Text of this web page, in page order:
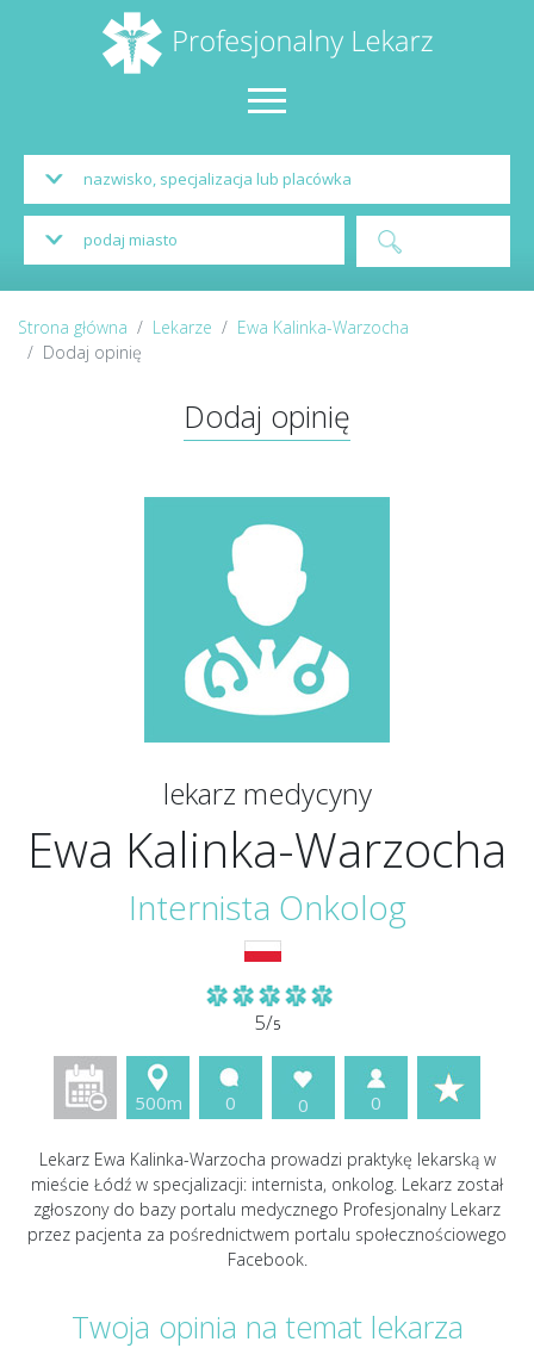
Strona główna Lekarze
Ewa Kalinka-Warzocha
Dodaj opinię
Dodaj opinię
lekarz medycyny
Ewa Kalinka-Warzocha
Internista Onkolog
5/5
500m 0 0 0
Lekarz Ewa Kalinka-Warzocha prowadzi praktykę lekarską w
mieście Łódź w specjalizacji: internista, onkolog. Lekarz został
zgłoszony do bazy portalu medycznego Profesjonalny Lekarz
przez pacjenta za pośrednictwem portalu społecznościowego
Facebook.
Twoja opinia na temat lekarza